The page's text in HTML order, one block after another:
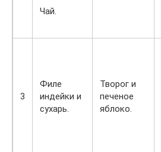
Чай.
3
Филе
индейки и
сухарь.
Творог и
печеное
яблоко.